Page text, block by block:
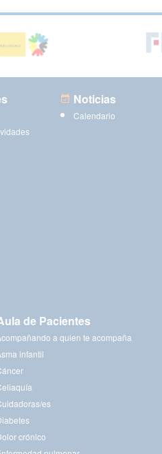
Noticias
Calendario
de Pacientes
a quien te acompaña
infantil
es
crónico